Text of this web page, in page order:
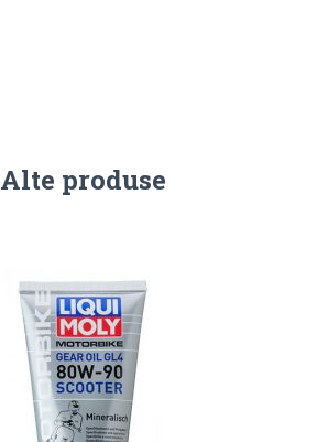
Alte produse